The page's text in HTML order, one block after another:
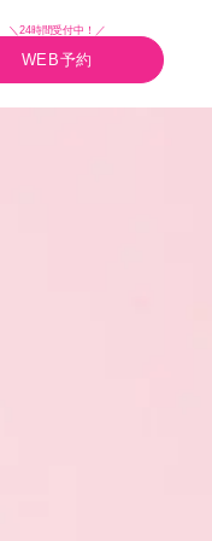
＼24時間受付中！／
WEB予約